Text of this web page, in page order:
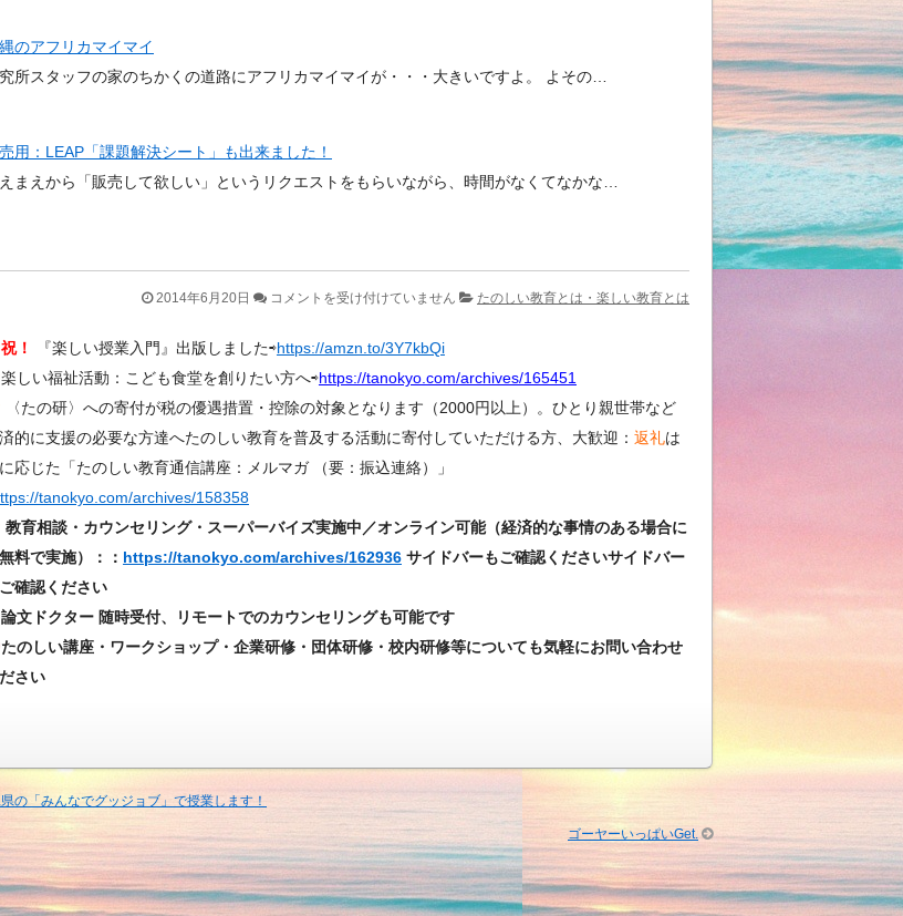
のアフリカマイマイ
所スタッフの家のちかくの道路にアフリカマイマイが・・・大きいですよ。 よその…
用：LEAP「課題解決シート」も出来ました！
まえから「販売して欲しい」というリクエストをもらいながら、時間がなくてなかな…
2014年6月20日
城
小
学
校
訪
コメントを受け付けていません たのしい教育とは・楽しい教育とは
祝！ 『楽しい授業入門』出版しました⇨https://amzn.to/3Y7kbQi
楽しい福祉活動：こども食堂を創りたい方へ⇨https://tanokyo.com/archives/165451
〈たの研〉への寄付が税の優遇措置・控除の対象となります（2000円以上）。ひとり親世帯など
的に支援の必要な方達へたのしい教育を普及する活動に寄付していただける方、大歓迎： 返礼は
応じた「たのしい教育通信講座：メルマガ （要：振込連絡）」
tanokyo.com/archives/158358
教育相談・カウンセリング・スーパーバイズ実施中／オンライン可能（経済的な事情のある場合に
料で実施）：： https://tanokyo.com/archives/162936 サイドバーもご確認くださいサイドバー
確認ください
論文ドクター 随時受付、リモートでのカウンセリングも可能です
たのしい講座・ワークショップ・企業研修・団体研修・校内研修等についても気軽にお問い合わせ
さい
の「みんなでグッジョブ」で授業します！
ゴーヤーいっぱいGet.